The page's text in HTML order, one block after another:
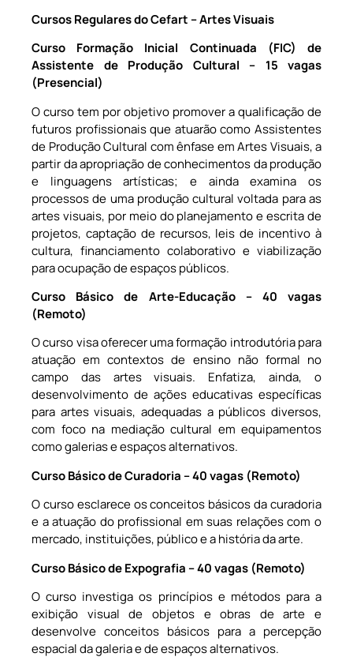
Cursos Regulares do Cefart – Artes Visuais
Curso Formação Inicial Continuada (FIC) de
Assistente de Produção Cultural – 15 vagas
(Presencial)
O curso tem por objetivo promover a qualificação de
futuros profissionais que atuarão como Assistentes
de Produção Cultural com ênfase em Artes Visuais, a
partir da apropriação de conhecimentos da produção
e linguagens artísticas; e ainda examina os
processos de uma produção cultural voltada para as
artes visuais, por meio do planejamento e escrita de
projetos, captação de recursos, leis de incentivo à
cultura, financiamento colaborativo e viabilização
para ocupação de espaços públicos.
Curso Básico de Arte-Educação – 40 vagas
(Remoto)
O curso visa oferecer uma formação introdutória para
atuação em contextos de ensino não formal no
campo das artes visuais. Enfatiza, ainda, o
desenvolvimento de ações educativas específicas
para artes visuais, adequadas a públicos diversos,
com foco na mediação cultural em equipamentos
como galerias e espaços alternativos.
Curso Básico de Curadoria – 40 vagas (Remoto)
O curso esclarece os conceitos básicos da curadoria
e a atuação do profissional em suas relações com o
mercado, instituições, público e a história da arte.
Curso Básico de Expografia – 40 vagas (Remoto)
O curso investiga os princípios e métodos para a
exibição visual de objetos e obras de arte e
desenvolve conceitos básicos para a percepção
espacial da galeria e de espaços alternativos.